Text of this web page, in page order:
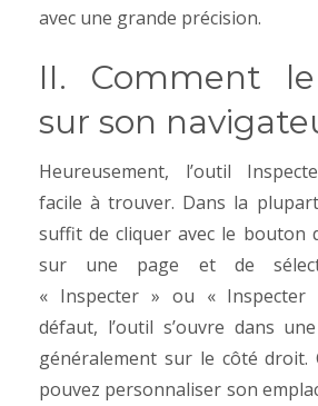
avec une grande précision.
II. Comment
sur son
Heureusement, l’outil
facile à trouver. Dans la
suffit de cliquer avec le bouton
sur une page et de
« Inspecter » ou « Inspecter
défaut, l’outil s’ouvre dans
généralement sur le côté droit.
pouvez personnaliser son